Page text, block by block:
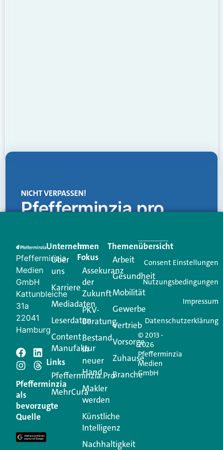
NICHT VERPASSEN!
Pfefferminzia.pro
Creator für Ihre Kundenkommunikation. Alles, was
Ihren Vertriebsalltag leichter macht. Mit nur einem
Login.
Jetzt anmelden
Schreiben Sie einen
Kommentar
Ihre E-Mail-Adresse wird nicht veröffentlicht.
Erforderliche Felder sind mit
Kommentar
Pfefferminzia
Medien
GmbH
Kattunbleiche
31a
22041
Hamburg
Pfefferminzia
als
bevorzugte
Quelle
Unternehmen
Über
uns
Karriere
Mediadaten
Leserdaten
Content
Manufaktur
Links
Pfefferminzia.Pro
MehrCura
Im
Fokus
Assekuranz
der
Zukunft
PKV-
Beratung
Bestand
in
neuer
Hand
Makler
werden
Künstliche
Intelligenz
Nachhaltigkeit
Themenübersicht
Arbeit
Gesundheit
Mobilität
Gewerbe
Vertrieb
Vorsorge
Zuhause
Branche
© 2013 -
2026
Pfefferminzia
Medien
GmbH
Consent Einstellungen
Nutzungsbedingungen
Impressum
Datenschutzerklärung